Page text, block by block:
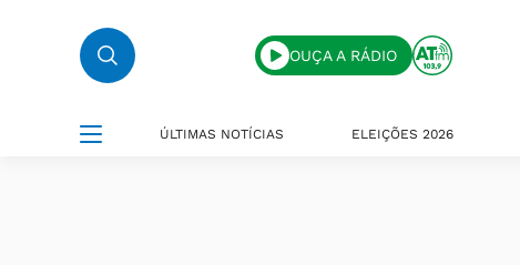
OUÇA A RÁDIO
ÚLTIMAS NOTÍCIAS ELEIÇÕES 2026